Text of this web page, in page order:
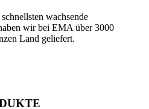
wachsende
wir bei EMA über 3000
Land geliefert.